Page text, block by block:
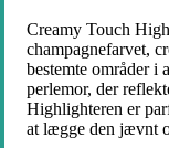
Creamy Touch
champagnefarvet,
bestemte områder i
perlemor, der
Highlighteren er
at lægge den jævnt